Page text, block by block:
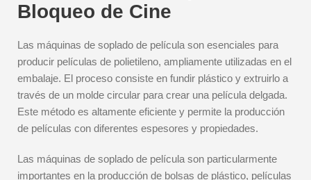
Bloqueo de Cine
Las máquinas de soplado de película son esenciales para
producir películas de polietileno, ampliamente utilizadas en el
embalaje. El proceso consiste en fundir plástico y extruirlo a
través de un molde circular para crear una película delgada.
Este método es altamente eficiente y permite la producción
de películas con diferentes espesores y propiedades.
Las máquinas de soplado de película son particularmente
importantes en la producción de bolsas de plástico, películas